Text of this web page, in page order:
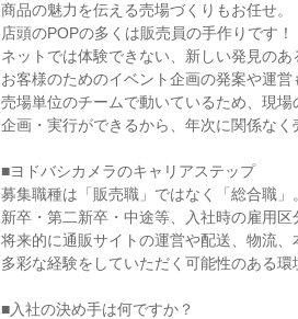
商品の魅力を伝える売場づくりもお任せ。
店頭のPOPの多くは販売員の手作りです！
ネットでは体験できない、新しい発見のあ
お客様のためのイベント企画の発案や運営
売場単位のチームで動いているため、現場
企画・実行ができるから、年次に関係なく
■ヨドバシカメラのキャリアステップ
募集職種は「販売職」ではなく「総合職」。
新卒・第二新卒・中途等、入社時の雇用区
将来的に通販サイトの運営や配送、物流、
多彩な経験をしていただく可能性のある環
■入社の決め手は何ですか？